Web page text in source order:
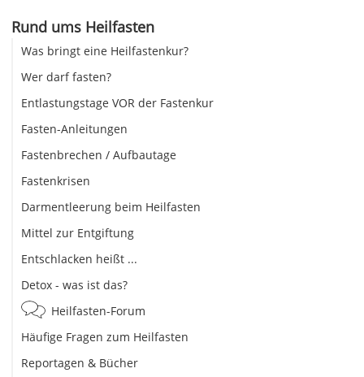
Rund ums Heilfasten
Was bringt eine Heilfastenkur?
Wer darf fasten?
Entlastungstage VOR der Fastenkur
Fasten-Anleitungen
Fastenbrechen / Aufbautage
Fastenkrisen
Darmentleerung beim Heilfasten
Mittel zur Entgiftung
Entschlacken heißt ...
Detox - was ist das?
Heilfasten-Forum
Häufige Fragen zum Heilfasten
Reportagen & Bücher